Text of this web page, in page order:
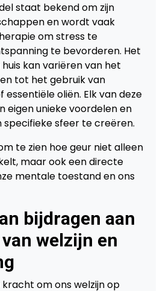
staat bekend om zijn
en wordt vaak
om stress te
te bevorderen. Het
kan variëren van het
tot het gebruik van
oliën. Elk van deze
eigen unieke voordelen en
specifieke sfeer te creëren.
te zien hoe geur niet alleen
maar ook een directe
mentale toestand en ons
bijdragen aan
welzijn en
om ons welzijn op